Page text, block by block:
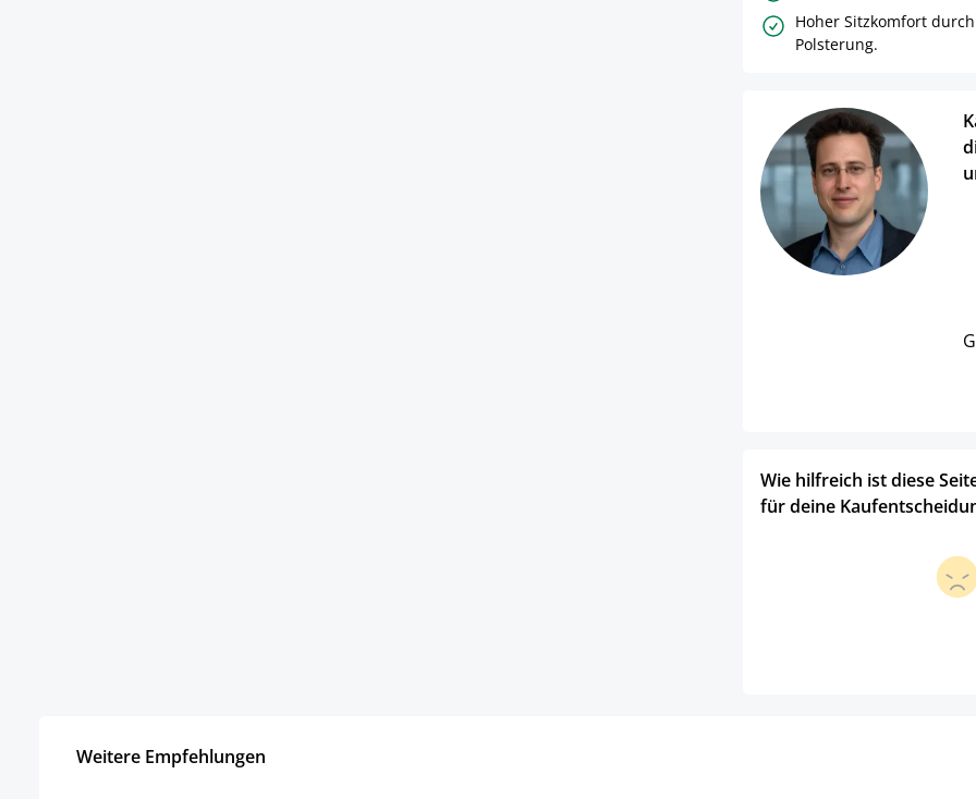
Hoher Sitzkomfort
Polsterung.
Wie hilfreich ist diese
für deine
Weitere Empfehlungen